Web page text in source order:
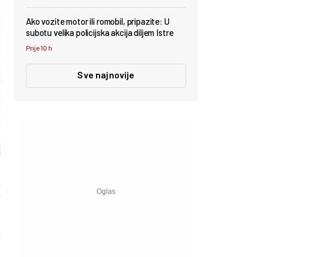
Ako vozite motor ili romobil, pripazite: U
subotu velika policijska akcija diljem Istre
Prije 10 h
Sve najnovije